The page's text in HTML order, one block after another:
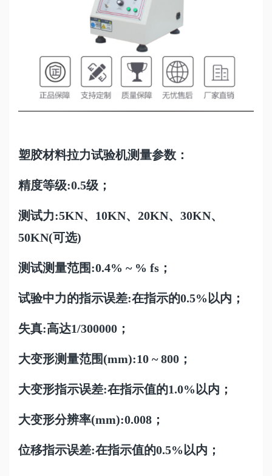
塑胶材料拉力试验机测量参数：
精度等级:0.5级；
测试力:5KN、10KN、20KN、30KN、
50KN(可选)
测试测量范围:0.4% ~ % fs；
试验中力的指示误差:在指示的0.5%以内；
失真:高达1/300000；
大变形测量范围(mm):10 ~ 800；
大变形指示误差:在指示值的1.0%以内；
大变形分辨率(mm):0.008；
位移指示误差:在指示值的0.5%以内；